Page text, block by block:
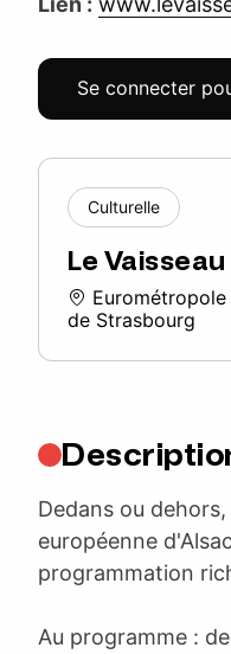
Se connecter
Culturelle
Le Vaisseau
Eurométropole
de Strasbourg
Dedans ou
européenne
programmation
Au programme :